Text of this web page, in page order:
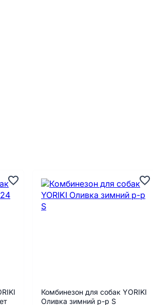
Комбинезон для собак YORIKI
Оливка зимний р-р S